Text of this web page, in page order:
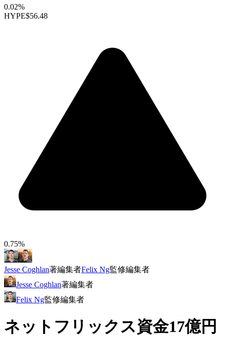
0.02%
HYPE$56.48
0.75%
Jesse Coghlan著編集者Felix Ng監修編集者
Jesse Coghlan著編集者
Felix Ng監修編集者
ネットフリックス資金17億円